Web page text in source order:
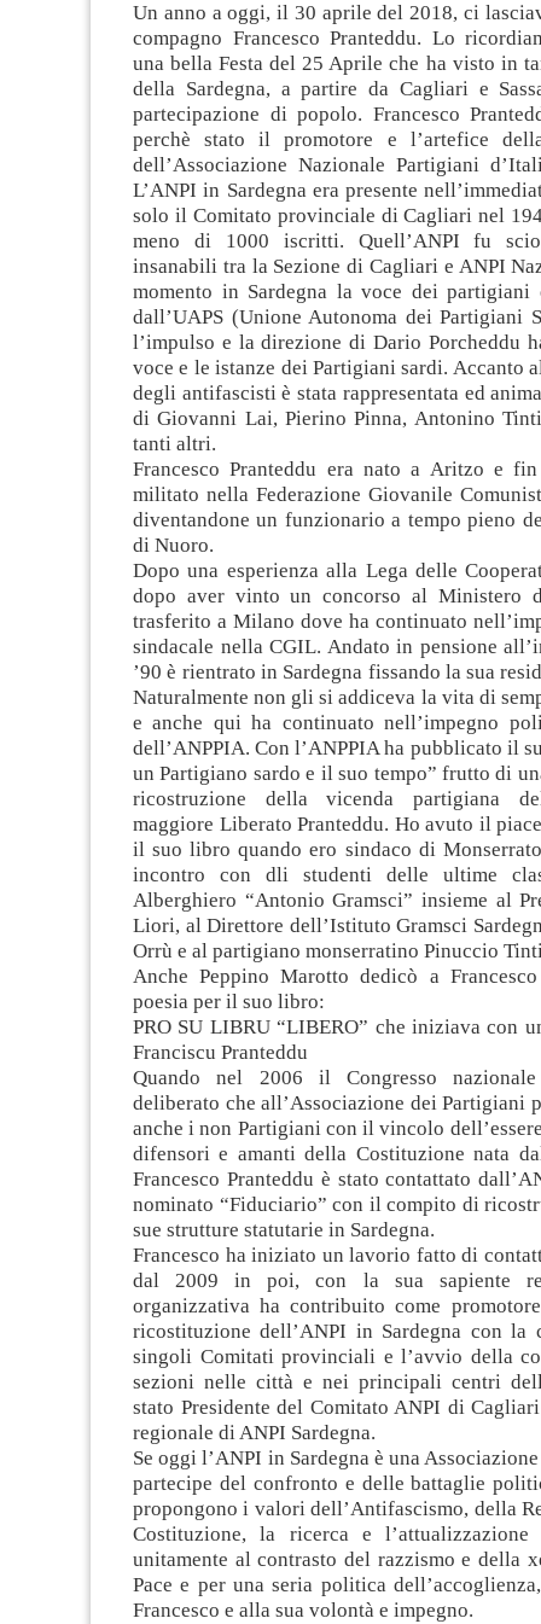
Un anno a oggi, il 30 aprile del 2018, ci
compagno Francesco Pranteddu. Lo
una bella Festa del 25 Aprile che ha visto in
della Sardegna, a partire da Cagliari e
partecipazione di popolo. Francesco
perchè stato il promotore e l’artefice
dell’Associazione Nazionale Partigiani
L’ANPI in Sardegna era presente
solo il Comitato provinciale di Cagliari nel
meno di 1000 iscritti. Quell’ANPI fu
insanabili tra la Sezione di Cagliari e ANPI
momento in Sardegna la voce dei partigiani
dall’UAPS (Unione Autonoma dei Partigiani
l’impulso e la direzione di Dario Porcheddu
voce e le istanze dei Partigiani sardi. Accanto
degli antifascisti è stata rappresentata ed
di Giovanni Lai, Pierino Pinna, Antonino
tanti altri.
Francesco Pranteddu era nato a Aritzo e
militato nella Federazione Giovanile
diventandone un funzionario a tempo pieno
di Nuoro.
Dopo una esperienza alla Lega delle
dopo aver vinto un concorso al Ministero
trasferito a Milano dove ha continuato
sindacale nella CGIL. Andato in pensione
’90 è rientrato in Sardegna fissando la sua
Naturalmente non gli si addiceva la vita di
e anche qui ha continuato nell’impegno
dell’ANPPIA. Con l’ANPPIA ha pubblicato il
un Partigiano sardo e il suo tempo” frutto di
ricostruzione della vicenda partigiana
maggiore Liberato Pranteddu. Ho avuto il
il suo libro quando ero sindaco di
incontro con dli studenti delle ultime
Alberghiero “Antonio Gramsci” insieme al
Liori, al Direttore dell’Istituto Gramsci
Orrù e al partigiano monserratino Pinuccio
Anche Peppino Marotto dedicò a
poesia per il suo libro:
PRO SU LIBRU “LIBERO” che iniziava con
Franciscu Pranteddu
Quando nel 2006 il Congresso
deliberato che all’Associazione dei Partigiani
anche i non Partigiani con il vincolo
difensori e amanti della Costituzione nata
Francesco Pranteddu è stato contattato
nominato “Fiduciario” con il compito di
sue strutture statutarie in Sardegna.
Francesco ha iniziato un lavorio fatto di
dal 2009 in poi, con la sua sapiente
organizzativa ha contribuito come
ricostituzione dell’ANPI in Sardegna con la
singoli Comitati provinciali e l’avvio della
sezioni nelle città e nei principali centri
stato Presidente del Comitato ANPI di
regionale di ANPI Sardegna.
Se oggi l’ANPI in Sardegna è una
partecipe del confronto e delle battaglie
propongono i valori dell’Antifascismo, della
Costituzione, la ricerca e
unitamente al contrasto del razzismo e della
Pace e per una seria politica
Francesco e alla sua volontà e impegno.